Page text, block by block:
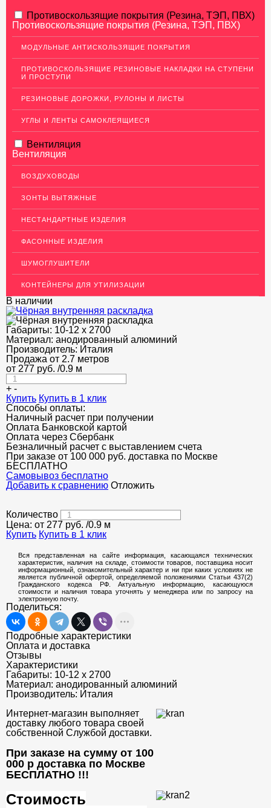
АЛЮМИНИЕВЫЙ ПРОКАТ
НЕРЖАВЕЮЩАЯ СТАЛЬ
МЕДНЫЙ ПРОКАТ
ЛАТУННЫЙ ПРОКАТ
ДЕКОР НЕРЖАВЕЙКА
ОГРАЖДЕНИЯ ДЛЯ ЛЕСТНИЦ
ЭЛЕКТРОДЫ
ДЕКОРАТИВНЫЙ УГОЛОК
МЕТАЛЛИЧЕСКИЕ ПОРОГИ НАПОЛЬНЫЕ (ДЛЯ ПОЛА),
РАСКЛАДКА, ПЛИНТУС
Алюминиевый плинтус
Раскладка под плитку
Т-образный профиль
Полоса декоративная
ПОТОЛКИ
АКЦИИ
НЕДОРОГОЙ МЕТАЛЛОПРОКАТ
Противоскользящие покрытия (Резина, ТЭП, ПВХ)
Противоскользящие покрытия (Резина, ТЭП, ПВХ)
МОДУЛЬНЫЕ АНТИСКОЛЬЗЯЩИЕ ПОКРЫТИЯ
ПРОТИВОСКОЛЬЗЯЩИЕ РЕЗИНОВЫЕ НАКЛАДКИ НА СТУПЕНИ
И ПРОСТУПИ
РЕЗИНОВЫЕ ДОРОЖКИ, РУЛОНЫ И ЛИСТЫ
УГЛЫ И ЛЕНТЫ САМОКЛЕЯЩИЕСЯ
Вентиляция
Вентиляция
ВОЗДУХОВОДЫ
ЗОНТЫ ВЫТЯЖНЫЕ
НЕСТАНДАРТНЫЕ ИЗДЕЛИЯ
ФАСОННЫЕ ИЗДЕЛИЯ
ШУМОГЛУШИТЕЛИ
КОНТЕЙНЕРЫ ДЛЯ УТИЛИЗАЦИИ
В наличии
Габариты: 10-12 х 2700
Материал: анодированный алюминий
Производитель: Италия
Продажа от 2.7 метров
от 277 руб. /0.9 м
+ -
Купить Купить в 1 клик
Способы оплаты:
Наличный расчет при получении
Оплата Банковской картой
Оплата через Сбербанк
Безналичный расчет с выставлением счета
При заказе от 100 000 руб. доставка по Москве
БЕСПЛАТНО
Cамовывоз бесплатно
Добавить к сравнению Отложить
Количество
Цена: от 277 руб. /0.9 м
Купить Купить в 1 клик
Вся представленная на сайте информация, касающаяся технических
характеристик, наличия на складе, стоимости товаров, поставщика носит
информационный, ознакомительный характер и ни при каких условиях не
является публичной офертой, определяемой положениями Статьи 437(2)
Гражданского кодекса РФ. Актуальную информацию, касающуюся
стоимости и наличия товара уточнять у менеджера или по запросу на
электронную почту.
Поделиться:
Подробные характеристики
Оплата и доставка
Отзывы
Характеристики
Габариты: 10-12 х 2700
Материал: анодированный алюминий
Производитель: Италия
Интернет-магазин выполняет
доставку любого товара своей
собственной Службой доставки.
При заказе на сумму от 100
000 р доставка по Москве
БЕСПЛАТНО !!!
Стоимость